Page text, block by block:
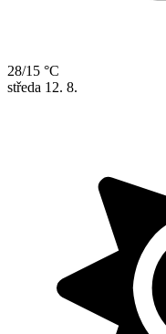
28/15 °C
středa 12. 8.